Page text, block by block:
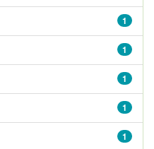
1
1
1
1
1